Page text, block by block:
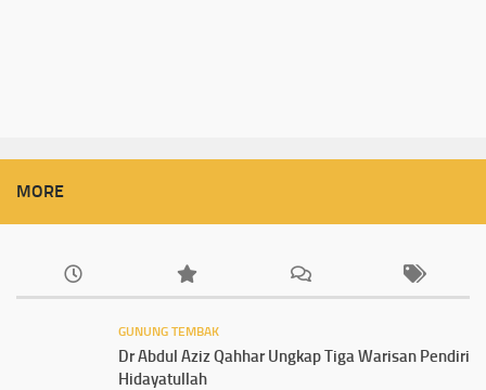
MORE
GUNUNG TEMBAK
Dr Abdul Aziz Qahhar Ungkap Tiga Warisan Pendiri
Hidayatullah